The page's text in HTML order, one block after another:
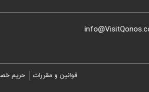
قوانین و مقررات حریم